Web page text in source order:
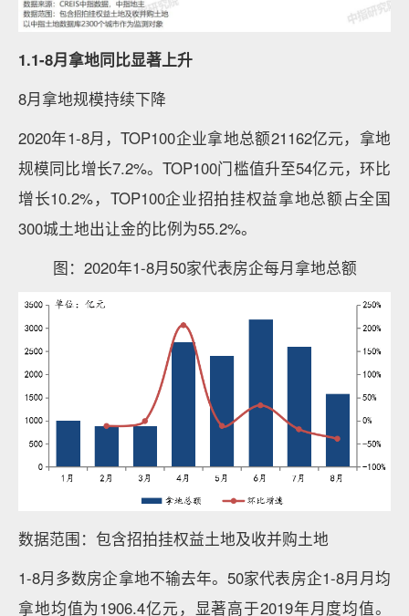
1.1-8月拿地同比显著上升
8月拿地规模持续下降
2020年1-8月，TOP100企业拿地总额21162亿元，拿地
规模同比增长7.2%。TOP100门槛值升至54亿元，环比
增长10.2%，TOP100企业招拍挂权益拿地总额占全国
300城土地出让金的比例为55.2%。
图：2020年1-8月50家代表房企每月拿地总额
数据范围：包含招拍挂权益土地及收并购土地
1-8月多数房企拿地不输去年。50家代表房企1-8月月均
拿地均值为1906.4亿元，显著高于2019年月度均值。